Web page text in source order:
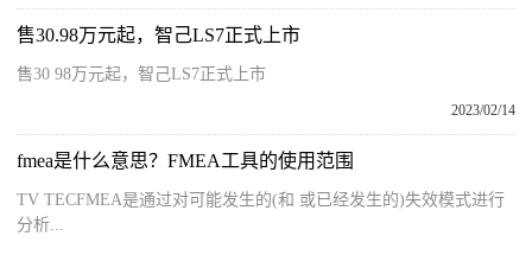
售30.98万元起，智己LS7正式上市
售30 98万元起，智己LS7正式上市
2023/02/14
fmea是什么意思？FMEA工具的使用范围
TV TECFMEA是通过对可能发生的(和 或已经发生的)失效模式进行
分析...